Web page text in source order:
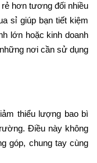
hơn tương đối nhiều
sỉ giúp bạn tiết kiệm
lớn hoặc kinh doanh
nơi cần sử dụng
thiểu lượng bao bì
Điều này không
góp, chung tay cùng